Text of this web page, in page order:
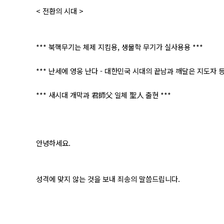
< 전환의 시대 >
*** 북핵무기는 체제 지킴용, 생물학 무기가 실사용용 ***
*** 난세에 영웅 난다 - 대한민국 시대의 끝남과 깨달은 지도자
*** 새시대 개막과 君師父 일체 聖人 출현 ***
안녕하세요.
성격에 맞지 않는 것을 보내 죄송의 말씀드립니다.